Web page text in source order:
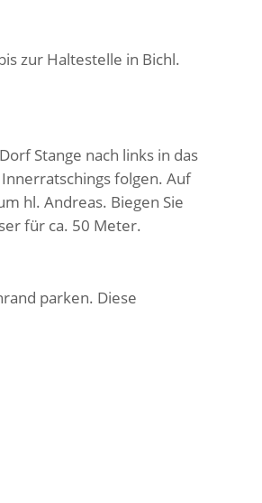
zur Haltestelle in Bichl.
Stange nach links in das
folgen. Auf
hl. Andreas. Biegen Sie
für ca. 50 Meter.
parken. Diese